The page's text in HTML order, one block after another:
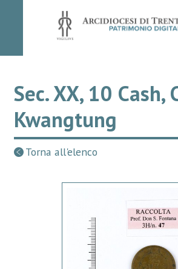
Sec. XX, 10 Cash,
Kwangtung
Torna all'elenco